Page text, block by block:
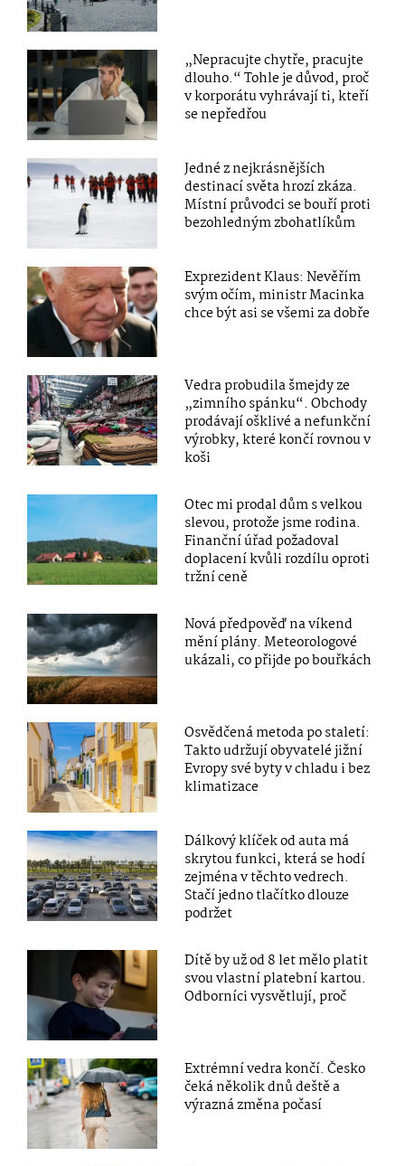
„Nepracujte chytře, pracujte
dlouho.“ Tohle je důvod, proč
v korporátu vyhrávají ti, kteří
se nepředřou
Jedné z nejkrásnějších
destinací světa hrozí zkáza.
Místní průvodci se bouří proti
bezohledným zbohatlíkům
Exprezident Klaus: Nevěřím
svým očím, ministr Macinka
chce být asi se všemi za dobře
Vedra probudila šmejdy ze
„zimního spánku“. Obchody
prodávají ošklivé a nefunkční
výrobky, které končí rovnou v
koši
Otec mi prodal dům s velkou
slevou, protože jsme rodina.
Finanční úřad požadoval
doplacení kvůli rozdílu oproti
tržní ceně
Nová předpověď na víkend
mění plány. Meteorologové
ukázali, co přijde po bouřkách
Osvědčená metoda po staletí:
Takto udržují obyvatelé jižní
Evropy své byty v chladu i bez
klimatizace
Dálkový klíček od auta má
skrytou funkci, která se hodí
zejména v těchto vedrech.
Stačí jedno tlačítko dlouze
podržet
Dítě by už od 8 let mělo platit
svou vlastní platební kartou.
Odborníci vysvětlují, proč
Extrémní vedra končí. Česko
čeká několik dnů deště a
výrazná změna počasí